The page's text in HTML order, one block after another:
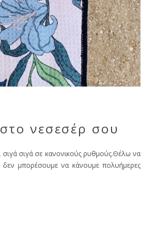
νεσεσέρ σου
σιγά σιγά σε κανονικούς ρυθμούς.Θέλω να
μπορέσουμε να κάνουμε πολυήμερες